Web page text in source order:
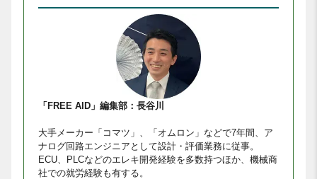
「FREE AID」編集部：長谷川
大手メーカー「コマツ」、「オムロン」などで7年間、ア
ナログ回路エンジニアとして設計・評価業務に従事。
ECU、PLCなどのエレキ開発経験を多数持つほか、機械商
社での就労経験も有する。